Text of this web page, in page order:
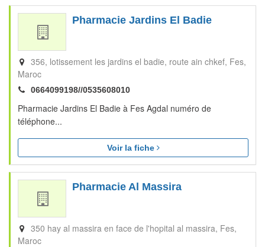
Pharmacie Jardins El Badie
356, lotissement les jardins el badie, route ain chkef Fes
Maroc
0664099198//0535608010
Pharmacie Jardins El Badie à Fes Agdal numéro de
téléphone...
Voir la fiche
Pharmacie Al Massira
350 hay al massira en face de l'hopital al massira Fes
Maroc